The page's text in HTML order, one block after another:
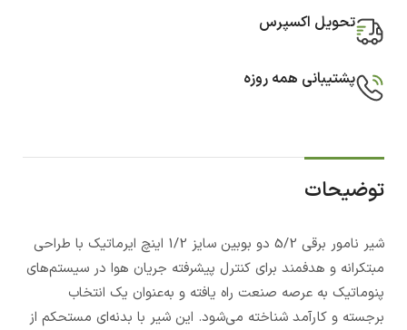
تحویل اکسپرس
پشتیبانی همه روزه
توضیحات
شیر نامور برقی 5/2 دو بوبین سایز 1/2 اینچ ایرماتیک با طراحی
مبتکرانه و هدفمند برای کنترل پیشرفته جریان هوا در سیستم‌های
پنوماتیک به عرصه صنعت راه یافته و به‌عنوان یک انتخاب
برجسته و کارآمد شناخته می‌شود. این شیر با بدنه‌ای مستحکم از